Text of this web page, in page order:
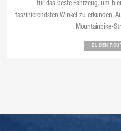
für das beste Fahrzeug, um
faszinierendsten Winkel zu erkunden.
Mountainbike-
ZU DEN